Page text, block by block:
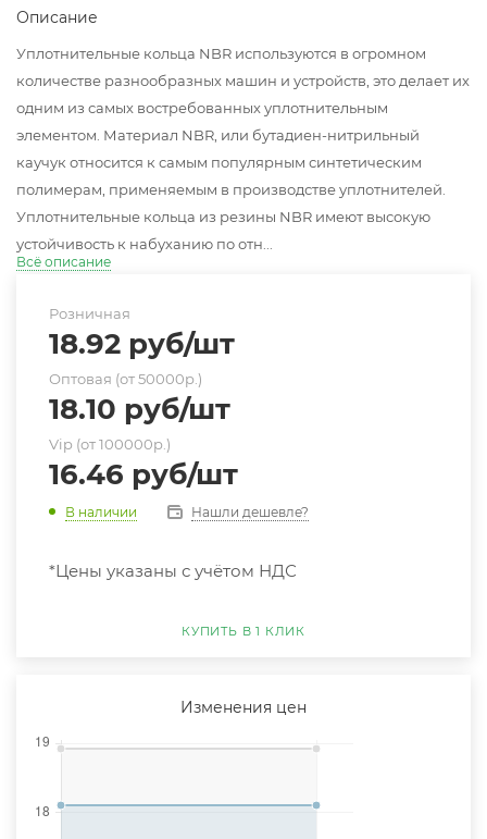
Описание
Уплотнительные кольца NBR используются в огромном
количестве разнообразных машин и устройств, это делает их
одним из самых востребованных уплотнительным
элементом. Материал NBR, или бутадиен-нитрильный
каучук относится к самым популярным синтетическим
полимерам, применяемым в производстве уплотнителей.
Уплотнительные кольца из резины NBR имеют высокую
устойчивость к набуханию по отн...
Всё описание
Розничная
18.92 руб/шт
Оптовая (от 50000р.)
18.10 руб/шт
Vip (от 100000р.)
16.46 руб/шт
В наличии Нашли дешевле?
*Цены указаны с учётом НДС
КУПИТЬ В 1 КЛИК
Изменения цен